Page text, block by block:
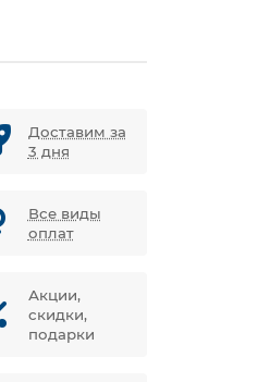
Доставим за
3 дня
Все виды
оплат
Акции,
скидки,
подарки